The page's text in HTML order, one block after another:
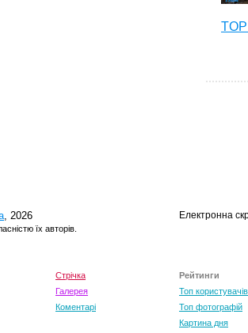
, 2026
їх авторів.
Електронна
Стрічка
Галерея
Коментарі
Рейтинги
Топ користувачів
Топ фотографій
Картина дня